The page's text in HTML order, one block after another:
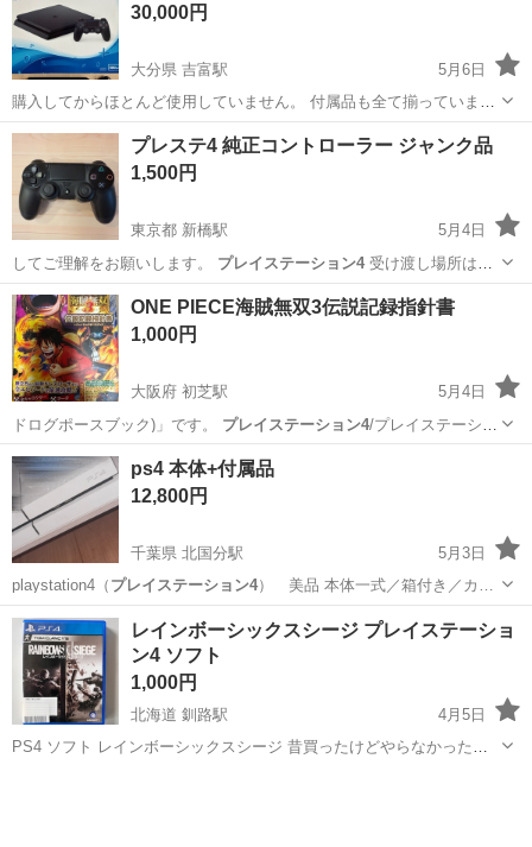
※立ち上げ時期目安：2...
30,000円
大分県 吉富駅
5月6日
購入してからほとんど使用していません。 付属品も全て揃っていま
す。 動作良好です。
大分 中津市 テレビゲーム
プレイステーション4
プレステ4 純正コントローラー ジャンク品
1,500円
東京都 新橋駅
5月4日
してご理解をお願いします。 プレイステーション4受け渡し場所は都
内、埼玉で…
東京 港区 テレビゲーム プレステ4
ONE PIECE海賊無双3伝説記録指針書
1,000円
大阪府 初芝駅
5月4日
ドログポースブック)」です。 プレイステーション4/プレイステーショ
ン3/プレイ…
大阪 堺市 初芝駅 ゲーム攻略本
ps4 本体+付属品
12,800円
千葉県 北国分駅
5月3日
playstation4（ プレイステーション4） 美品 本体一式／箱付き／カ…
千葉 市川市 北国分駅 テレビゲーム ps4
レインボーシックスシージ プレイステーショ
ン4 ソフト
1,000円
北海道 釧路駅
4月5日
PS4 ソフト レインボーシックスシージ 昔買ったけどやらなかったの